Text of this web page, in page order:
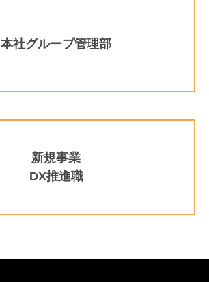
本社グループ管理部
新規事業
DX推進職